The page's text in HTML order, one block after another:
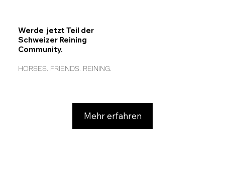
Werde jetzt Teil der
Schweizer Reining
Community.
HORSES. FRIENDS. REINING.
Mehr erfahren